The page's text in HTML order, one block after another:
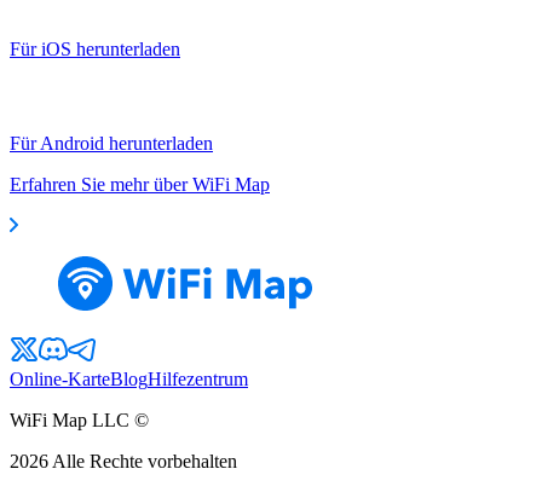
Für iOS herunterladen
Für Android herunterladen
Erfahren Sie mehr über WiFi Map
Online-KarteBlogHilfezentrum
WiFi Map LLC ©
2026 Alle Rechte vorbehalten